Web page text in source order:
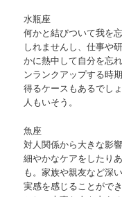
水瓶座
何かと結びついて我を
しれませんし、仕事や
かに熱中して自分を忘
ンランクアップする時
得るケースもあるでし
人もいそう。
魚座
対人関係から大きな影
細やかなケアをしたり
も。家族や親友など深
実感を感じることがで